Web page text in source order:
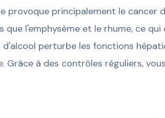
provoque principalement le cancer
que l'emphysème et le rhume, ce
perturbe les fonctions
Grâce à des contrôles réguliers,